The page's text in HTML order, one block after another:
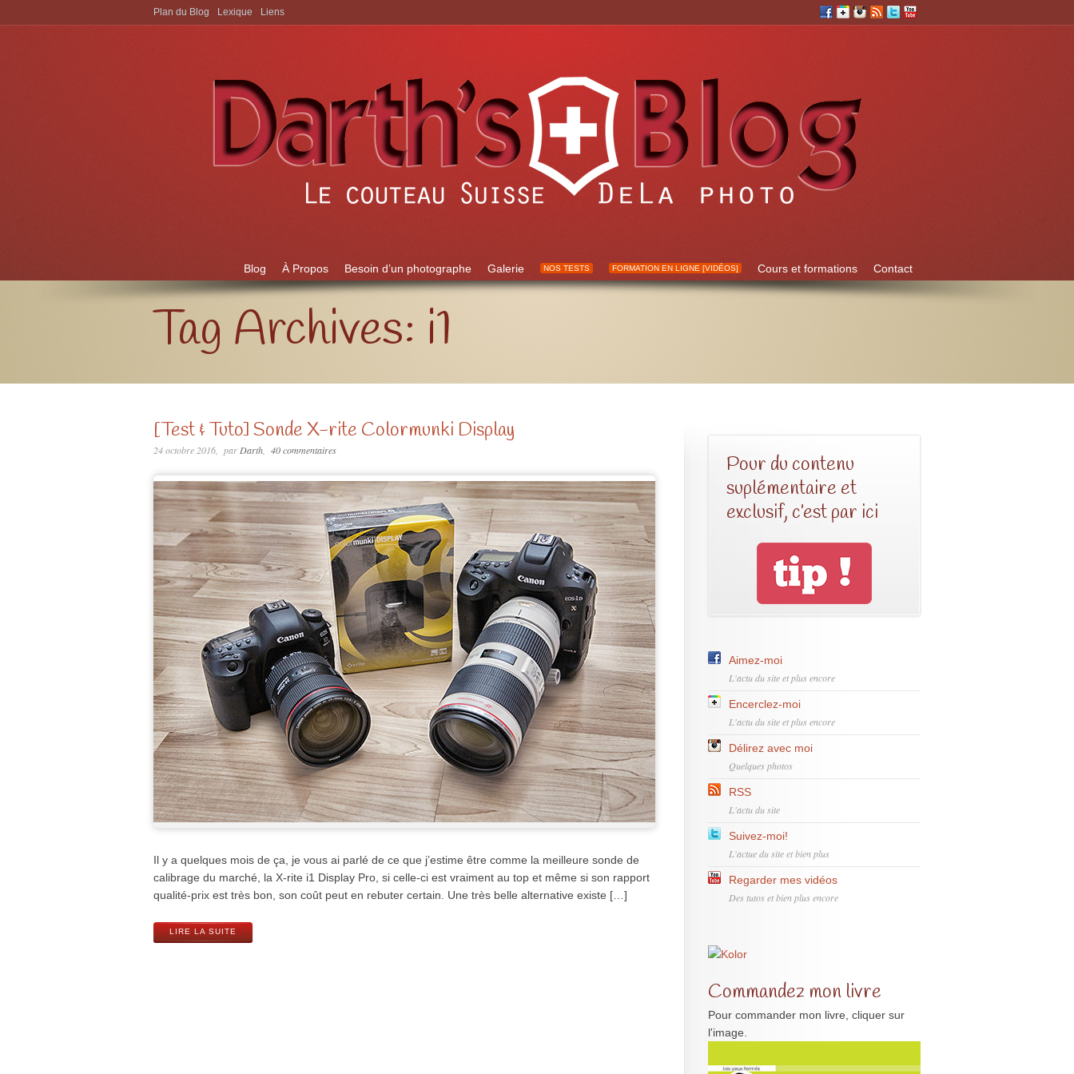
Aller à:
Blog À Propos Besoin d’un photographe Galerie NOS TESTS FORMATION EN LIGNE [VIDÉOS] Cours et formations Contact
Plan du Blog Lexique Liens
Tag Archives: i1
[Test & Tuto] Sonde X-rite Colormunki Display
24 octobre 2016 par Darth 40 commentaires
Il y a quelques mois de ça, je vous ai parlé de ce que j’estime être comme la meilleure sonde de
calibrage du marché, la X-rite i1 Display Pro, si celle-ci est vraiment au top et même si son rapport
qualité-prix est très bon, son coût peut en rebuter certain. Une très belle alternative existe […]
LIRE LA SUITE
Pour du contenu
suplémentaire et
exclusif, c’est par ici
Aimez-moi
L'actu du site et plus encore
Encerclez-moi
L'actu du site et plus encore
Délirez avec moi
Quelques photos
RSS
L'actu du site
Suivez-moi!
L'actue du site et bien plus
Regarder mes vidéos
Des tutos et bien plus encore
Commandez mon livre
Pour commander mon livre, cliquer sur
l'image.